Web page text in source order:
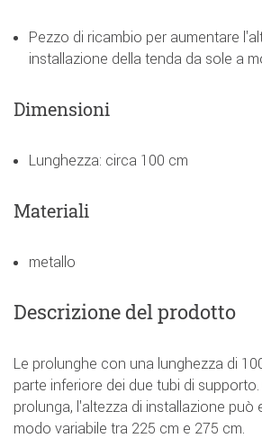
Pezzo di ricambio per aumentare
installazione della tenda da sole a
Dimensioni
Lunghezza: circa 100 cm
Materiali
metallo
Descrizione del prodotto
Le prolunghe con una lunghezza di
parte inferiore dei due tubi di
prolunga, l'altezza di installazione può
modo variabile tra 225 cm e 275 cm.